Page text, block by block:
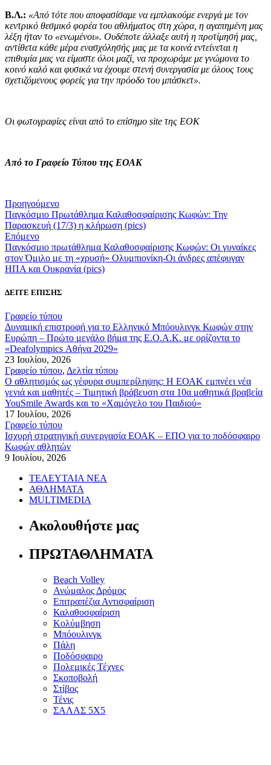
Β.Λ.: «Από τότε που αποφασίσαμε να εμπλακούμε ενεργά με τον
κεντρικό θεσμικό φορέα του αθλήματος στη χώρα, η αγαπημένη μας
λέξη ήταν το «ενωμένοι». Ουδέποτε άλλαξε αυτή η προτίμησή μας,
αντίθετα κάθε μέρα ενασχόλησής μας με τα κοινά εντείνεται η
επιθυμία μας να είμαστε όλοι μαζί, να προχωράμε με γνώμονα το
κοινό καλό και φυσικά να έχουμε στενή συνεργασία με όλους τους
σχετιζόμενους φορείς για την πρόοδο του μπάσκετ».
Οι φωτογραφίες είναι από το επίσημο site της ΕΟΚ
Από το Γραφείο Τύπου της ΕΟΑΚ
Προηγούμενο
Παγκόσμιο Πρωτάθλημα Καλαθοσφαίρισης Κωφών: Την
Παρασκευή (17/3) η κλήρωση (pics)
Επόμενο
Παγκόσμιο πρωτάθλημα Καλαθοσφαίρισης Κωφών: Οι γυναίκες
στον Όμιλο με τη «χρυσή» Ολυμπιονίκη-Οι άνδρες απέφυγαν
ΗΠΑ και Ουκρανία (pics)
ΔΕΙΤΕ ΕΠΙΣΗΣ
Γραφείο τύπου
Δυναμική επιστροφή για το Ελληνικό Μπόουλινγκ Κωφών στην
Ευρώπη – Πρώτο μεγάλο βήμα της Ε.Ο.Α.Κ. με ορίζοντα το
«Deafolympics Αθήνα 2029»
23 Ιουλίου, 2026
Γραφείο τύπου, Δελτία τύπου
Ο αθλητισμός ως γέφυρα συμπερίληψης: Η ΕΟΑΚ εμπνέει νέα
γενιά και μαθητές – Τιμητική βράβευση στα 10α μαθητικά βραβεία
YouSmile Awards και το «Χαμόγελο του Παιδιού»
17 Ιουλίου, 2026
Γραφείο τύπου
Ισχυρή στρατηγική συνεργασία ΕΟΑΚ – ΕΠΟ για το ποδόσφαιρο
Κωφών αθλητών
9 Ιουλίου, 2026
ΤΕΛΕΥΤΑΙΑ ΝΕΑ
ΑΘΛΗΜΑΤΑ
MULTIMEDIA
Ακολουθήστε μας
ΠΡΩΤΑΘΛΗΜΑΤΑ
Beach Volley
Ανώμαλος Δρόμος
Επιτραπέζια Αντισφαίριση
Καλαθοσφαίριση
Κολύμβηση
Μπόουλινγκ
Πάλη
Ποδόσφαιρο
Πολεμικές Τέχνες
Σκοποβολή
Στίβος
Τένις
ΣΑΛΑΣ 5Χ5